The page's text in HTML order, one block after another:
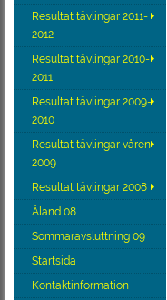
Resultat tävlingar 2011-
2012
Resultat tävlingar 2010-
2011
Resultat tävlingar 2009-
2010
Resultat tävlingar våren
2009
Resultat tävlingar 2008
Åland 08
Sommaravsluttning 09
Startsida
Kontaktinformation